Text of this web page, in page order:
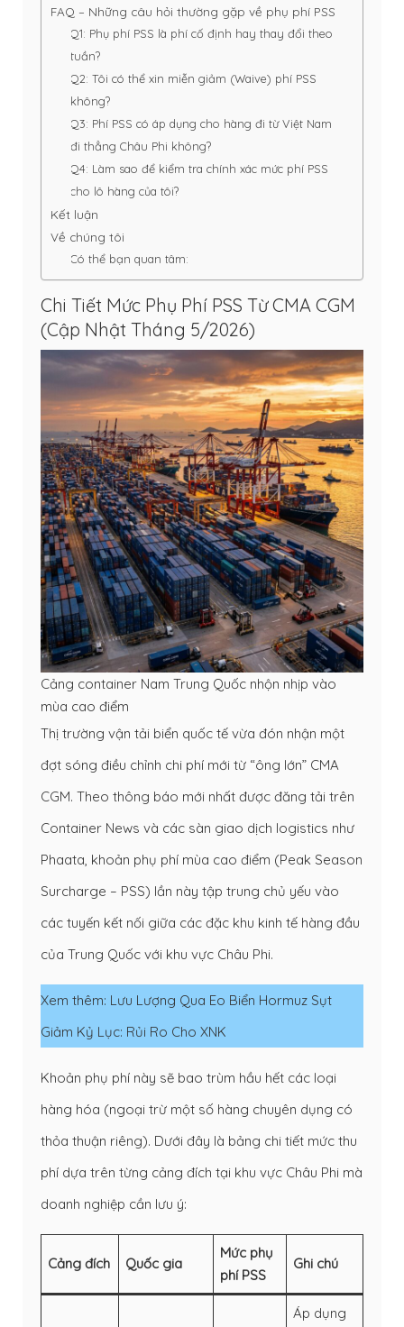
FAQ – Những câu hỏi thường gặp về phụ phí PSS
Q1: Phụ phí PSS là phí cố định hay thay đổi theo
tuần?
Q2: Tôi có thể xin miễn giảm (Waive) phí PSS
không?
Q3: Phí PSS có áp dụng cho hàng đi từ Việt Nam
đi thẳng Châu Phi không?
Q4: Làm sao để kiểm tra chính xác mức phí PSS
cho lô hàng của tôi?
Kết luận
Về chúng tôi
Có thể bạn quan tâm:
Chi Tiết Mức Phụ Phí PSS Từ CMA CGM
(Cập Nhật Tháng 5/2026)
Cảng container Nam Trung Quốc nhộn nhịp vào
mùa cao điểm
Thị trường vận tải biển quốc tế vừa đón nhận một
đợt sóng điều chỉnh chi phí mới từ “ông lớn” CMA
CGM. Theo thông báo mới nhất được đăng tải trên
Container News và các sàn giao dịch logistics như
Phaata, khoản phụ phí mùa cao điểm (Peak Season
Surcharge – PSS) lần này tập trung chủ yếu vào
các tuyến kết nối giữa các đặc khu kinh tế hàng đầu
của Trung Quốc với khu vực Châu Phi.
Xem thêm: Lưu Lượng Qua Eo Biển Hormuz Sụt
Giảm Kỷ Lục: Rủi Ro Cho XNK
Khoản phụ phí này sẽ bao trùm hầu hết các loại
hàng hóa (ngoại trừ một số hàng chuyên dụng có
thỏa thuận riêng). Dưới đây là bảng chi tiết mức thu
phí dựa trên từng cảng đích tại khu vực Châu Phi mà
doanh nghiệp cần lưu ý:
Cảng đích Quốc gia
Mức phụ
phí PSS
Ghi chú
Áp dụng